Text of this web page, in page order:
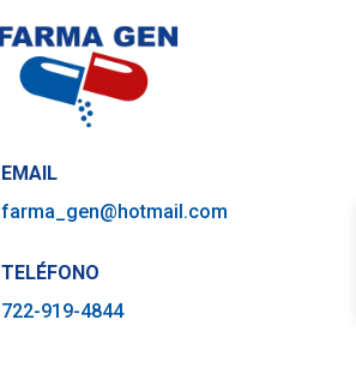
EMAIL
farma_gen@hotmail.com
TELÉFONO
722-919-4844